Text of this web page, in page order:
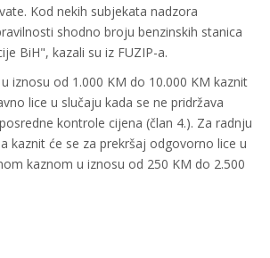
Kod nekih subjekata nadzora
shodno broju benzinskih stanica
BiH", kazali su iz FUZIP-a.
iznosu od 1.000 KM do 10.000 KM kaznit
lice u slučaju kada se ne pridržava
kontrole cijena (član 4.). Za radnju
kaznit će se za prekršaj odgovorno lice u
kaznom u iznosu od 250 KM do 2.500